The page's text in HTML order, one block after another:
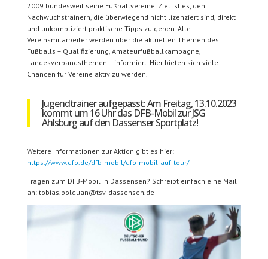
2009 bundesweit seine Fußballvereine. Ziel ist es, den
Nachwuchstrainern, die überwiegend nicht lizenziert sind, direkt
und unkompliziert praktische Tipps zu geben. Alle
Vereinsmitarbeiter werden über die aktuellen Themen des
Fußballs – Qualifizierung, Amateurfußballkampagne,
Landesverbandsthemen – informiert. Hier bieten sich viele
Chancen für Vereine aktiv zu werden.
Jugendtrainer aufgepasst: Am Freitag, 13.10.2023
kommt um 16 Uhr das DFB-Mobil zur JSG
Ahlsburg auf den Dassenser Sportplatz!
Weitere Informationen zur Aktion gibt es hier:
https://www.dfb.de/dfb-mobil/dfb-mobil-auf-tour/
Fragen zum DFB-Mobil in Dassensen? Schreibt einfach eine Mail
an: tobias.bolduan@tsv-dassensen.de